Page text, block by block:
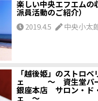
楽しい中央エフエムの
派員活動のご紹介）
2019.4.5 中央小太
「越後姫」のストロベ
ェ ～ 資生堂パ
銀座本店 サロン・ド
ェ ～